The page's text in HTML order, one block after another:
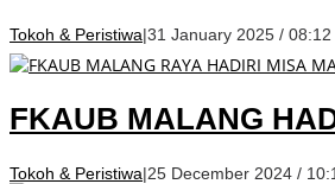
Tokoh & Peristiwa|31 January 2025 / 08:12
FKAUB MALANG
Tokoh & Peristiwa|25 December 2024 /